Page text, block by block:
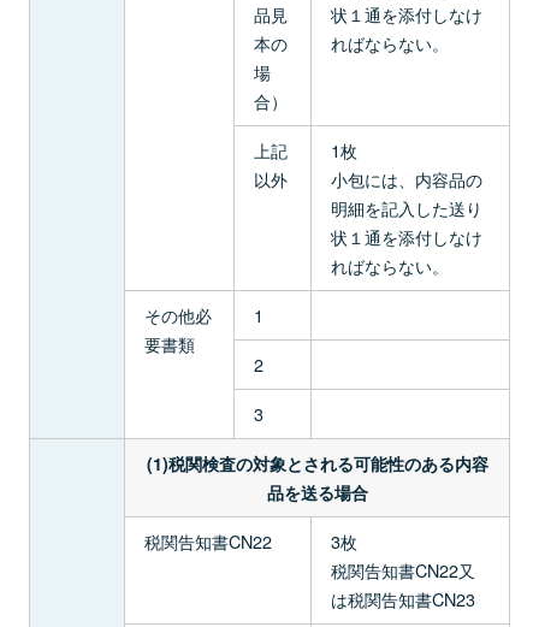
品見
本の
場
合）
状１通を添付しなけ
ればならない。
上記
以外
1枚
小包には、内容品の
明細を記入した送り
状１通を添付しなけ
ればならない。
その他必
要書類
1
2
3
(1)税関検査の対象とされる可能性のある内容
品を送る場合
税関告知書CN22
3枚
税関告知書CN22又
は税関告知書CN23